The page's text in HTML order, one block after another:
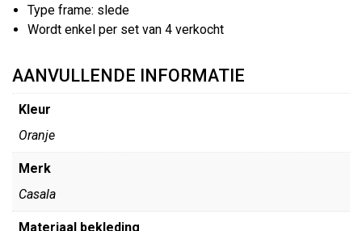
Type frame: slede
Wordt enkel per set van 4 verkocht
AANVULLENDE INFORMATIE
Kleur
Oranje
Merk
Casala
Materiaal bekleding